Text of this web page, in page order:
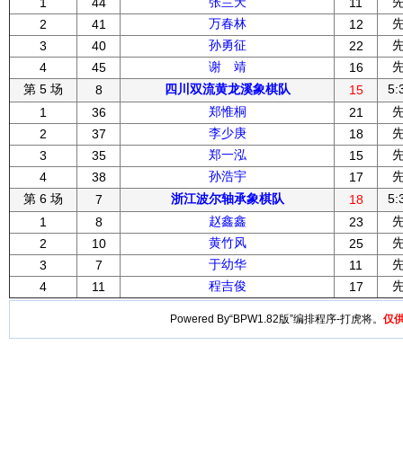
2
41 万春林 12
3
40 孙勇征 22
4
45 谢 靖 16
第 5 场
8 四川双流黄龙溪象棋队 15
1
36 郑惟桐 21
2
37 李少庚 18
3
35 郑一泓 15
4
38 孙浩宇 17
第 6 场
7 浙江波尔轴承象棋队 18
1
8 赵鑫鑫 23
2
10 黄竹风 25
3
7 于幼华 11
4
11 程吉俊 17
Powered By“BPW1.82版”编排程序-打虎将。 仅